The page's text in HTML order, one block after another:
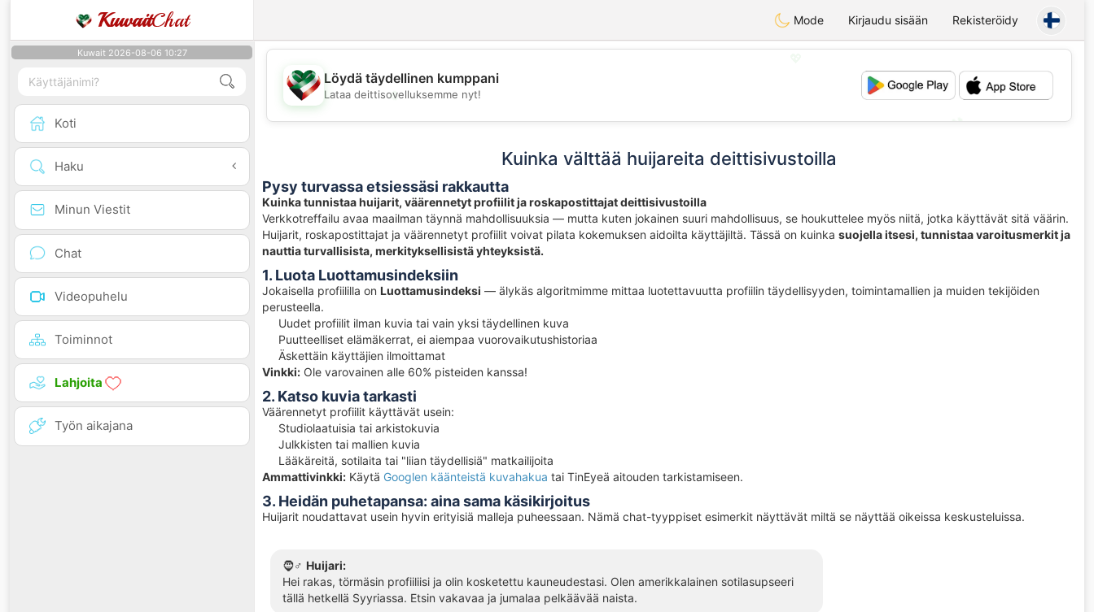
KuwaitChat Mode Kirjaudu sisään Rekisteröidy
Kuwait 2026-08-06 10:27
Koti
Haku
Minun Viestit
Chat
Videopuhelu
Toiminnot
Lahjoita
Työn aikajana
💖
💕
Löydä täydellinen kumppani
Lataa deittisovelluksemme nyt!
Kuinka välttää huijareita deittisivustoilla
Pysy turvassa etsiessäsi rakkautta
Kuinka tunnistaa huijarit, väärennetyt profiilit ja roskapostittajat deittisivustoilla
Verkkotreffailu avaa maailman täynnä mahdollisuuksia — mutta kuten jokainen suuri mahdollisuus, se houkuttelee myös niitä, jotka käyttävät sitä väärin.
Huijarit, roskapostittajat ja väärennetyt profiilit voivat pilata kokemuksen aidoilta käyttäjiltä. Tässä on kuinka suojella itsesi, tunnistaa varoitusmerkit ja
nauttia turvallisista, merkityksellisistä yhteyksistä.
1. Luota Luottamusindeksiin
Jokaisella profiililla on Luottamusindeksi — älykäs algoritmimme mittaa luotettavuutta profiilin täydellisyyden, toimintamallien ja muiden tekijöiden
perusteella.
Uudet profiilit ilman kuvia tai vain yksi täydellinen kuva
Puutteelliset elämäkerrat, ei aiempaa vuorovaikutushistoriaa
Äskettäin käyttäjien ilmoittamat
Vinkki: Ole varovainen alle 60% pisteiden kanssa!
2. Katso kuvia tarkasti
Väärennetyt profiilit käyttävät usein:
Studiolaatuisia tai arkistokuvia
Julkkisten tai mallien kuvia
Lääkäreitä, sotilaita tai "liian täydellisiä" matkailijoita
Ammattivinkki: Käytä Googlen käänteistä kuvahakua tai TinEyeä aitouden tarkistamiseen.
3. Heidän puhetapansa: aina sama käsikirjoitus
Huijarit noudattavat usein hyvin erityisiä malleja puheessaan. Nämä chat-tyyppiset esimerkit näyttävät miltä se näyttää oikeissa keskusteluissa.
🧔♂️ Huijari:
Hei rakas, törmäsin profiiliisi ja olin kosketettu kauneudestasi. Olen amerikkalainen sotilasupseeri
tällä hetkellä Syyriassa. Etsin vakavaa ja jumalaa pelkäävää naista.